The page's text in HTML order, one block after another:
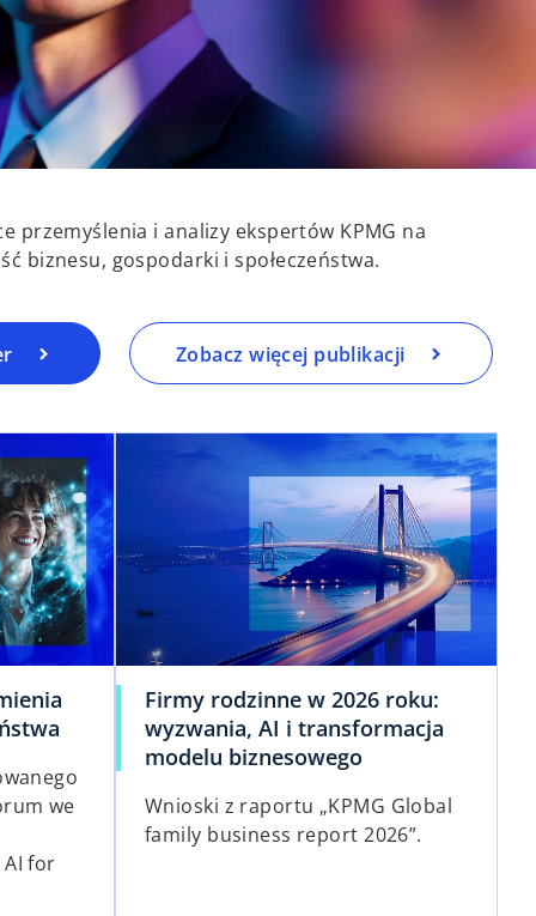
przemyślenia i analizy ekspertów KPMG na
biznesu, gospodarki i społeczeństwa.
Zobacz więcej publikacji
we
for
Firmy rodzinne w 2026 roku:
wyzwania, AI i transformacja
modelu biznesowego
Wnioski z raportu „KPMG Global
family business report 2026”.